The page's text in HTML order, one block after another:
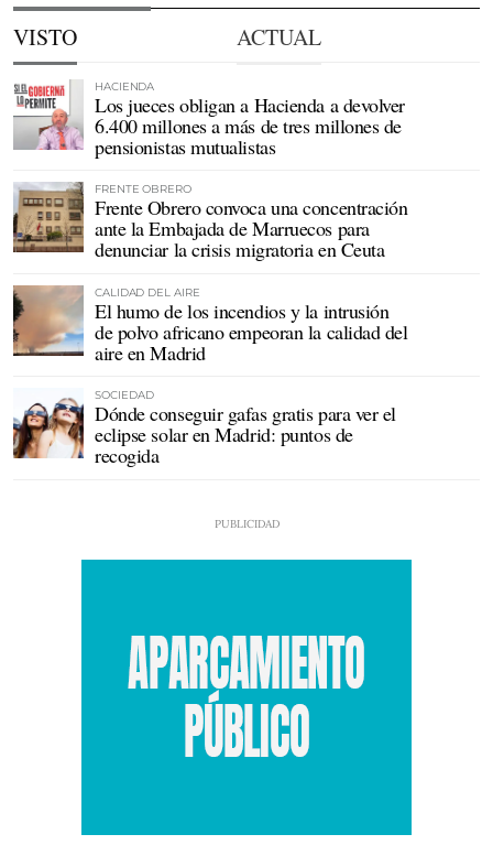
VISTO ACTUAL
HACIENDA
Los jueces obligan a Hacienda a devolver
6.400 millones a más de tres millones de
pensionistas mutualistas
FRENTE OBRERO
Frente Obrero convoca una concentración
ante la Embajada de Marruecos para
denunciar la crisis migratoria en Ceuta
CALIDAD DEL AIRE
El humo de los incendios y la intrusión
de polvo africano empeoran la calidad del
aire en Madrid
SOCIEDAD
Dónde conseguir gafas gratis para ver el
eclipse solar en Madrid: puntos de
recogida